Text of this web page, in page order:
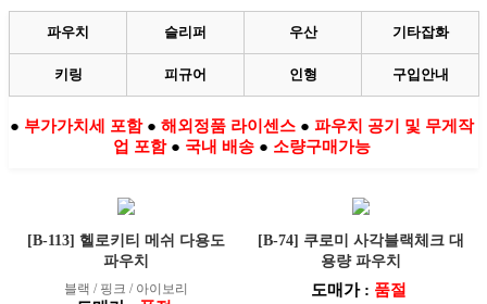
파우치 슬리퍼 우산 기타잡화
키링 피규어 인형 구입안내
● 부가가치세 포함 ● 해외정품 라이센스 ● 파우치 공기 및 무게작
업 포함● 국내 배송● 소량구매가능
[B-113] 헬로키티 메쉬 다용도
파우치
블랙 / 핑크 / 아이보리
[B-74] 쿠로미 사각블랙체크 대
용량 파우치
도매가 : 품절